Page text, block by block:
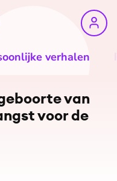
verhalen
©Bas Derks
van
voor de